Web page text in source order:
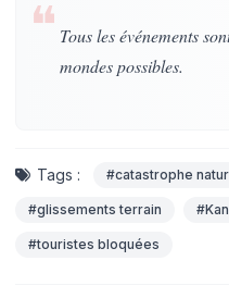
❝ Tous les événements
mondes possibles.
Tags : #catastrophe
#glissements terrain
#touristes bloquées